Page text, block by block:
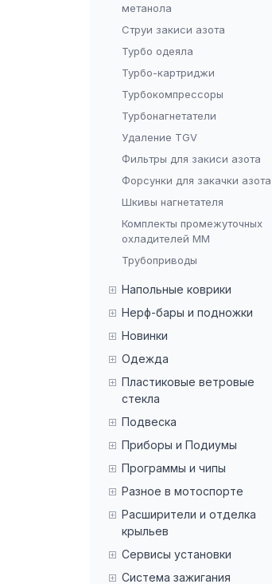
метанола
Струи закиси азота
Турбо одеяла
Турбо-картриджи
Турбокомпрессоры
Турбонагнетатели
Удаление TGV
Фильтры для закиси азота
Форсунки для закачки азота
Шкивы нагнетателя
Комплекты промежуточных
охладителей ММ
Трубоприводы
Напольные коврики
Нерф-бары и подножки
Новинки
Одежда
Пластиковые ветровые
стекла
Подвеска
Приборы и Подиумы
Программы и чипы
Разное в мотоспорте
Расширители и отделка
крыльев
Сервисы установки
Система зажигания